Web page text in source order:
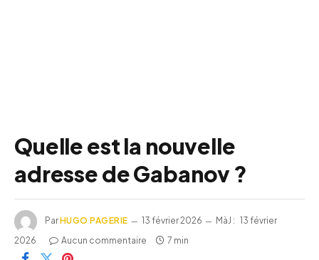
Quelle est la nouvelle
adresse de Gabanov ?
ParHUGO PAGERIE 13 février 2026 MàJ : 13 février
2026
Aucun commentaire 7 min